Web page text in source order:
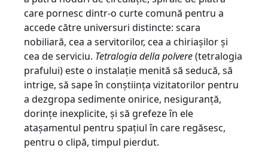
care pornesc dintr-o curte comună pentru a
accede către universuri distincte: scara
nobiliară, cea a servitorilor, cea a chiriaşilor şi
cea de serviciu. Tetralogia della polvere(tetralogia
prafului) este o instalaţie menită să seducă, să
intrige, să sape în conştiinţa vizitatorilor pentru
a dezgropa sedimente onirice, nesiguranţă,
dorinţe inexplicite, şi să grefeze în ele
ataşamentul pentru spaţiul în care regăsesc,
pentru o clipă, timpul pierdut.